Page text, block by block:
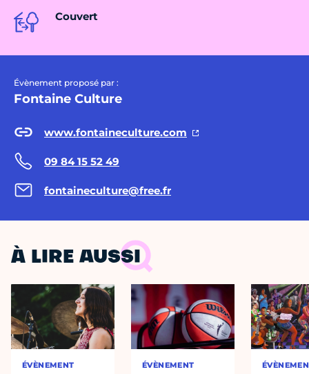
Couvert
Évènement proposé par :
Fontaine Culture
www.fontaineculture.com
09 84 15 52 49
fontaineculture@free.fr
À LIRE AUSSI
ÉVÈNEMENT ÉVÈNEMENT